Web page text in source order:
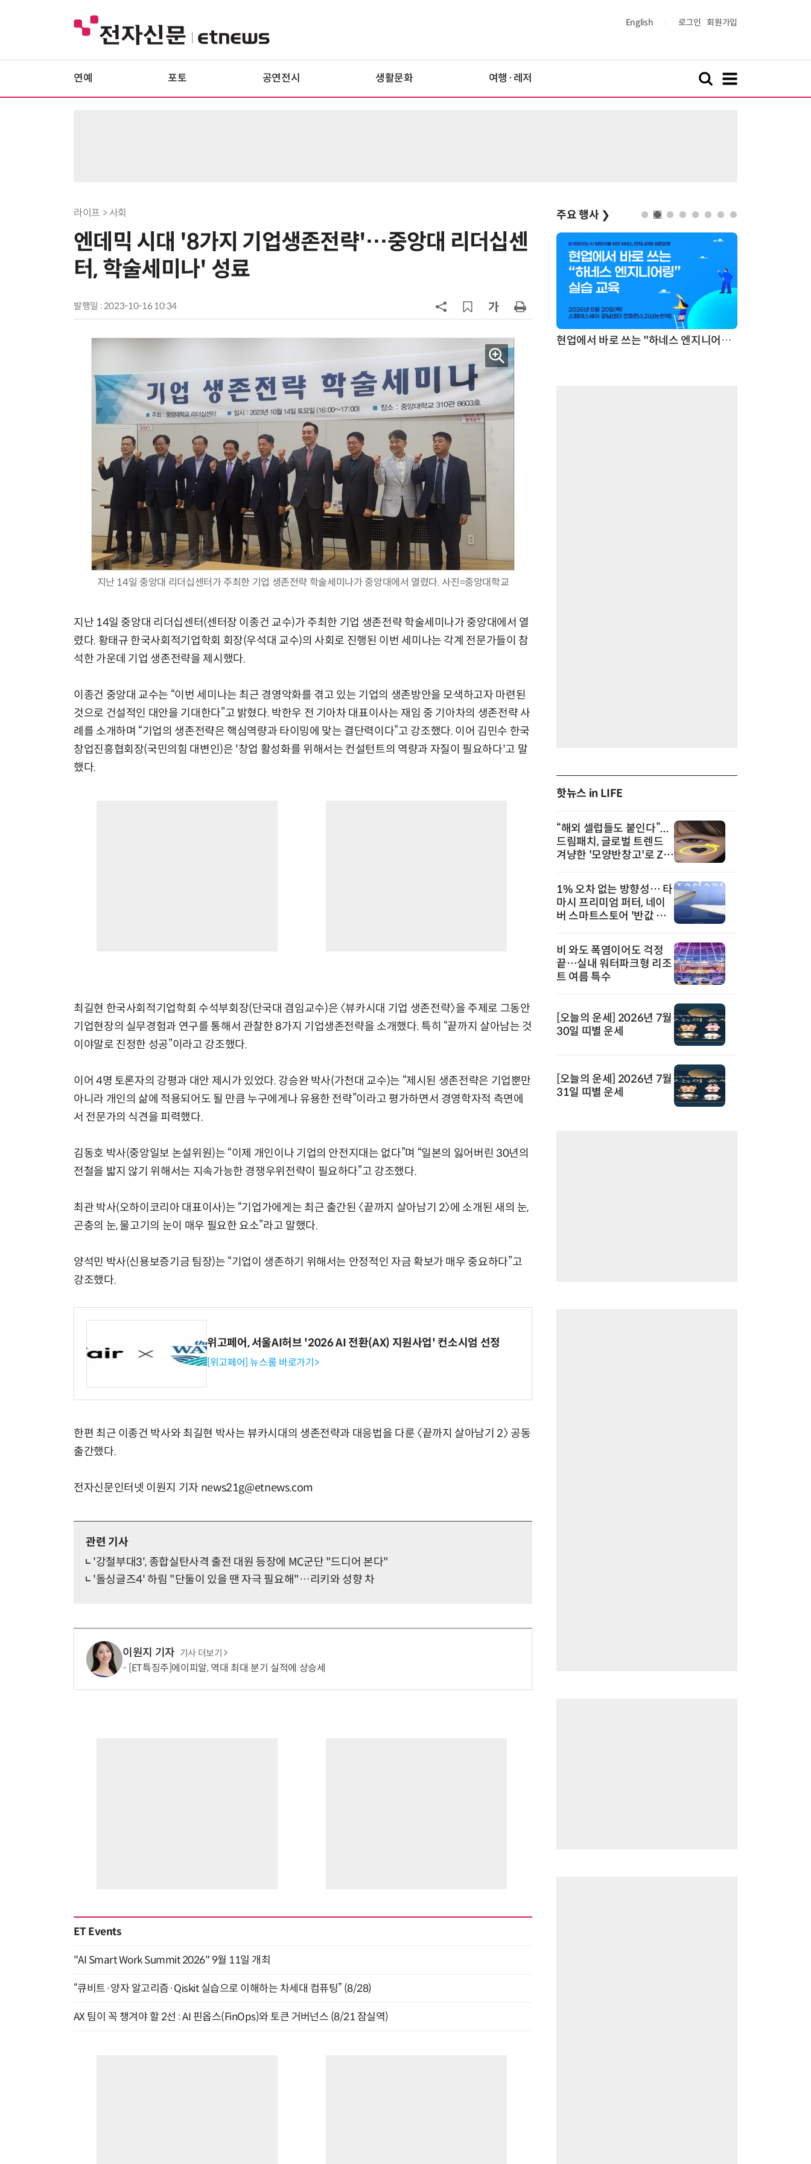
English 로그인 회원가입
연예 포토 공연전시 생활문화 여행·레저
라이프 > 사회
엔데믹 시대 '8가지 기업생존전략'…중앙대 리더십센
터, 학술세미나' 성료
발행일 : 2023-10-16 10:34
지난 14일 중앙대 리더십센터가 주최한 기업 생존전략 학술세미나가 중앙대에서 열렸다. 사진=중앙대학교
지난 14일 중앙대 리더십센터(센터장 이종건 교수)가 주최한 기업 생존전략 학술세미나가 중앙대에서 열
렸다. 황태규 한국사회적기업학회 회장(우석대 교수)의 사회로 진행된 이번 세미나는 각계 전문가들이 참
석한 가운데 기업 생존전략을 제시했다.
이종건 중앙대 교수는 “이번 세미나는 최근 경영악화를 겪고 있는 기업의 생존방안을 모색하고자 마련된
것으로 건설적인 대안을 기대한다”고 밝혔다. 박한우 전 기아차 대표이사는 재임 중 기아차의 생존전략 사
례를 소개하며 “기업의 생존전략은 핵심역량과 타이밍에 맞는 결단력이다”고 강조했다. 이어 김민수 한국
창업진흥협회장(국민의힘 대변인)은 '창업 활성화를 위해서는 컨설턴트의 역량과 자질이 필요하다'고 말
했다.
최길현 한국사회적기업학회 수석부회장(단국대 겸임교수)은 〈뷰카시대 기업 생존전략〉을 주제로 그동안
기업현장의 실무경험과 연구를 통해서 관찰한 8가지 기업생존전략을 소개했다. 특히 “끝까지 살아남는 것
이야말로 진정한 성공”이라고 강조했다.
이어 4명 토론자의 강평과 대안 제시가 있었다. 강승완 박사(가천대 교수)는 “제시된 생존전략은 기업뿐만
아니라 개인의 삶에 적용되어도 될 만큼 누구에게나 유용한 전략”이라고 평가하면서 경영학자적 측면에
서 전문가의 식견을 피력했다.
김동호 박사(중앙일보 논설위원)는 “이제 개인이나 기업의 안전지대는 없다”며 “일본의 잃어버린 30년의
전철을 밟지 않기 위해서는 지속가능한 경쟁우위전략이 필요하다”고 강조했다.
최관 박사(오하이코리아 대표이사)는 “기업가에게는 최근 출간된 〈끝까지 살아남기 2〉에 소개된 새의 눈,
곤충의 눈, 물고기의 눈이 매우 필요한 요소”라고 말했다.
양석민 박사(신용보증기금 팀장)는 “기업이 생존하기 위해서는 안정적인 자금 확보가 매우 중요하다”고
강조했다.
위고페어, 서울AI허브 '2026 AI 전환(AX) 지원사업' 컨소시엄 선정
[위고페어] 뉴스룸 바로가기>
한편 최근 이종건 박사와 최길현 박사는 뷰카시대의 생존전략과 대응법을 다룬 〈끝까지 살아남기 2〉 공동
출간했다.
전자신문인터넷 이원지 기자 news21g@etnews.com
관련 기사
'강철부대3', 종합실탄사격 출전 대원 등장에 MC군단 "드디어 본다"
'돌싱글즈4' 하림 "단둘이 있을 땐 자극 필요해"…리키와 성향 차
이원지 기자 기사 더보기
[ET특징주]에이피알, 역대 최대 분기 실적에 상승세
ET Events
"AI Smart Work Summit 2026" 9월 11일 개최
“큐비트·양자 알고리즘·Qiskit 실습으로 이해하는 차세대 컴퓨팅” (8/28)
AX 팀이 꼭 챙겨야 할 2선 : AI 핀옵스(FinOps)와 토큰 거버넌스 (8/21 잠실역)
주요 행사 ❯
양자컴퓨팅 비즈니스·기술 입문 1-Day 워크샵 - 큐비트·양자 알고리듬·Qiskit 실습으로 이해하는 차세대 현업에서 바로 쓰는 "하네스 엔지니어링" 실습 교육
핫뉴스 in LIFE
“해외 셀럽들도 붙인다”...
드림패치, 글로벌 트렌드
겨냥한 '모양반창고'로 Z세
1% 오차 없는 방향성… 타
마시 프리미엄 퍼터, 네이
버 스마트스토어 '반값 할
비 와도 폭염이어도 걱정
끝…실내 워터파크형 리조
트 여름 특수
[오늘의 운세] 2026년 7월
30일 띠별 운세
[오늘의 운세] 2026년 7월
31일 띠별 운세